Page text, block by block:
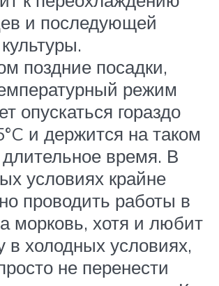
и последующей
поздние посадки,
режим
опускаться гораздо
и держится на таком
время. В
условиях крайне
проводить работы в
морковь, хотя и любит
в холодных условиях,
не перенести